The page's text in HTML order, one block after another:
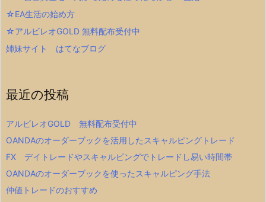
☆EA生活の始め方
☆アルビレオGOLD 無料配布受付中
姉妹サイト はてなブログ
最近の投稿
アルビレオGOLD 無料配布受付中
OANDAのオーダーブックを活用したスキャルピングトレード
FX デイトレードやスキャルピングでトレードし易い時間帯
OANDAのオーダーブックを使ったスキャルピング手法
仲値トレードのおすすめ